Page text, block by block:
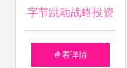
字节跳动战略投资
未来机器人，加速
查看详情